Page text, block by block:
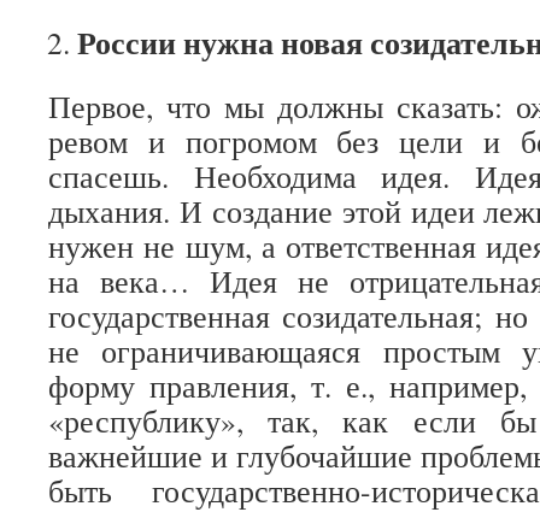
России нужна новая
Первое, что мы должны сказать:
ревом и погромом без цели и
спасешь. Необходима идея.
дыхания. И создание этой идеи
нужен не шум, а ответственная
на века… Идея не
государственная созидательная;
не ограничивающаяся простым
форму правления, т. е.,
«республику», так, как если
важнейшие и глубочайшие
быть государственно-